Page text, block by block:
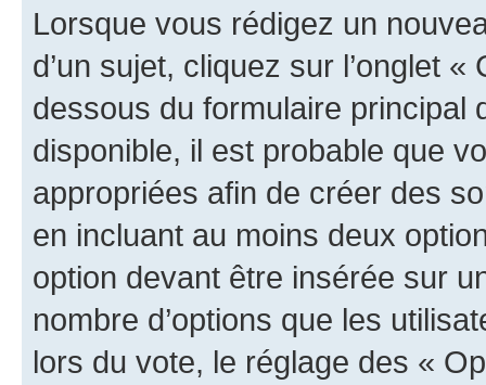
Lorsque vous rédigez un
d’un sujet, cliquez sur l’onglet
dessous du formulaire principal
disponible, il est probable que
appropriées afin de créer des
en incluant au moins deux
option devant être insérée sur
nombre d’options que les
lors du vote, le réglage des «